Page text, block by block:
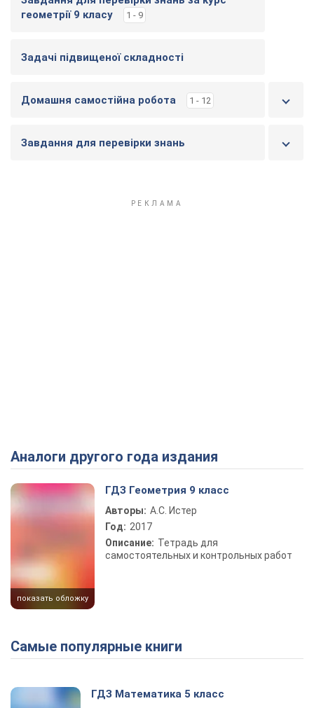
геометрії 9 класу
1 - 9
Задачі підвищеної складності
Домашня самостійна робота 1 - 12
Завдання для перевірки знань
Аналоги другого года издания
показать обложку
ГДЗ Геометрия 9 класс
Авторы: А.С. Истер
Год: 2017
Описание: Тетрадь для
самостоятельных и контрольных работ
Самые популярные книги
ГДЗ Математика 5 класс